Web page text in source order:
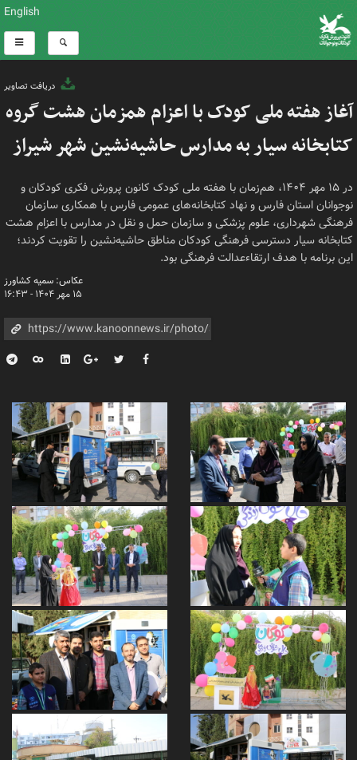
English
دریافت تصاویر
آغاز هفته ملی کودک با اعزام همزمان هشت گروه
کتابخانه سیار به مدارس حاشیه‌نشین شهر شیراز
در ۱۵ مهر ۱۴۰۴، هم‌زمان با هفته ملی کودک کانون پرورش فکری کودکان و
نوجوانان استان فارس و نهاد کتابخانه‌های عمومی فارس با همکاری سازمان
فرهنگی شهرداری، علوم پزشکی و سازمان حمل و نقل در مدارس با اعزام هشت
کتابخانه سیار دسترسی فرهنگی کودکان مناطق حاشیه‌نشین را تقویت کردند؛
این برنامه با هدف ارتقاءعدالت فرهنگی بود.
عکاس: سمیه کشاورز
۱۵ مهر ۱۴۰۴ - ۱۶:۴۳